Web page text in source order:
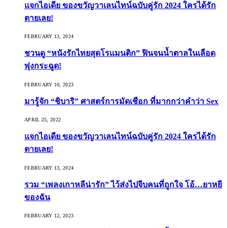
แจกไอเดีย ของขวัญวาเลนไทน์ฉบับคู่รัก 2024 ใครได้รัก
ตายเลย!
FEBRUARY 13, 2024
ชวนดู “หนังรักไทยสุดโรแมนติก” ฟินจนน้ำตาลในเลือด
พุ่งกระฉูด!
FEBRUARY 10, 2023
มารู้จัก “ชิบาริ” ศาสตร์การมัดเชือก ที่มากกว่าคำว่า Sex
APRIL 25, 2022
แจกไอเดีย ของขวัญวาเลนไทน์ฉบับคู่รัก 2024 ใครได้รัก
ตายเลย!
FEBRUARY 13, 2024
รวม “เพลงเกาหลีน่ารัก” ไว้ส่งไปจีบคนที่ถูกใจ โอ้…ยาหยี
ของฉัน
FEBRUARY 12, 2023